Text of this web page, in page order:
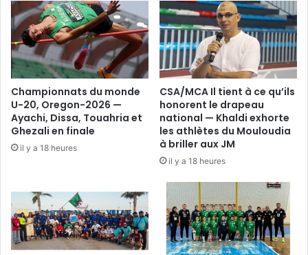
Championnats du monde
U-20, Oregon-2026 —
Ayachi, Dissa, Touahria et
Ghezali en finale
il y a 18 heures
CSA/MCA Il tient à ce qu’ils
honorent le drapeau
national — Khaldi exhorte
les athlètes du Mouloudia
à briller aux JM
il y a 18 heures